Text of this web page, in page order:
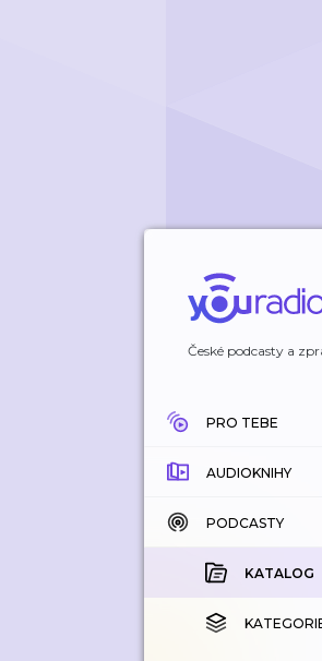
České podcasty a
PRO TEBE
AUDIOKNIHY
KATALOG
KOUPENÉ
PODCASTY
KATALOG